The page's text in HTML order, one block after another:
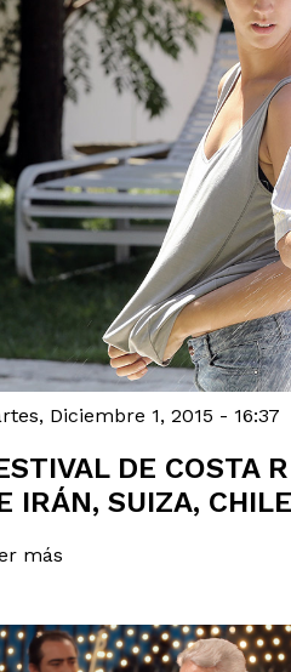
Diciembre 1, 2015 - 16:37
DE COSTA
IRÁN, SUIZA,
más